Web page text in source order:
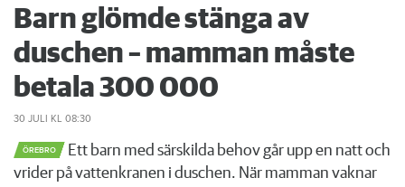
Barn glömde stänga av
duschen – mamman måste
betala 300 000
30 JULI KL 08:30
ÖREBRO
Ett barn med särskilda behov går upp en natt och
vrider på vattenkranen i duschen. När mamman vaknar